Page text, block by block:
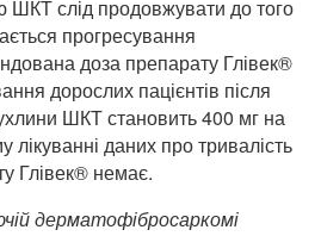
слід продовжувати до того
прогресування
доза препарату Глівек®
дорослих пацієнтів після
ШКТ становить 400 мг на
даних про тривалість
Глівек® немає.
дерматофібросаркомі